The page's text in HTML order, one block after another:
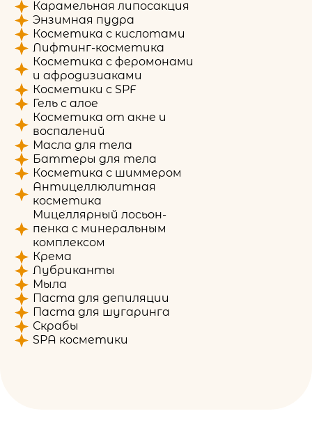
Карамельная липосакция
Энзимная пудра
Косметика с кислотами
Лифтинг-косметика
Косметика с феромонами
и афродизиаками
Косметики с SPF
Гель с алое
Косметика от акне и
воспалений
Масла для тела
Баттеры для тела
Косметика с шиммером
Антицеллюлитная
косметика
Мицеллярный лосьон-
пенка с минеральным
комплексом
Крема
Лубриканты
Мыла
Паста для депиляции
Паста для шугаринга
Скрабы
SPA косметики